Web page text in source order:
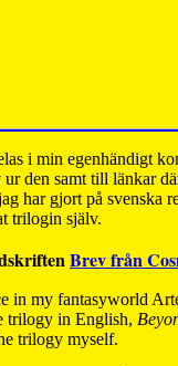
i min egenhändigt
den samt till länkar
har gjort på svenska
trilogin själv.
Brev från
in my fantasyworld
trilogy in English,
trilogy myself.